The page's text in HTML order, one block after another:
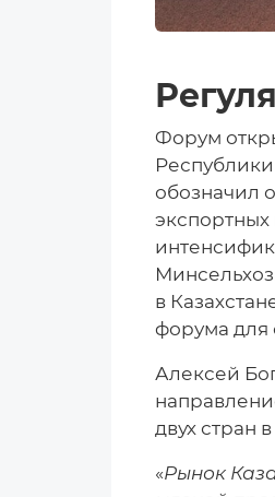
Форум
обозначил
экспортных
в
форума для
Алексей
двух стран
«Рынок